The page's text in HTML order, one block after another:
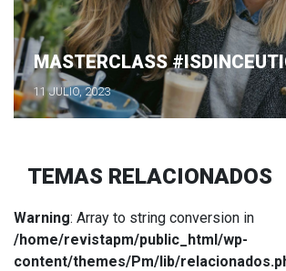
MASTERCLASS
11 JULIO, 2023
TEMAS RELACIONADOS
Warning: Array to string conversion in
/home/revistapm/public_html/wp-
content/themes/Pm/lib/